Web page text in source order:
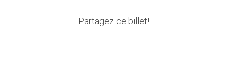
Partagez ce billet!